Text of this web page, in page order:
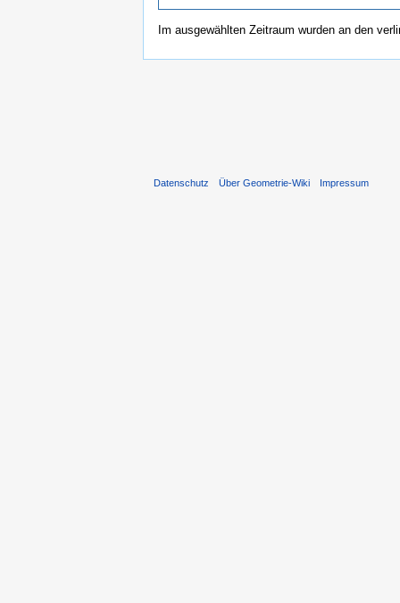
Im ausgewählten Zeitraum wurden an den
Datenschutz Über Geometrie-Wiki Impressum